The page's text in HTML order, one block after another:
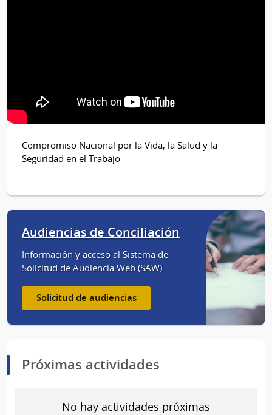
Compromiso Nacional por la Vida, la Salud y la
Seguridad en el Trabajo
Audiencias de Conciliación
Información y acceso al Sistema de
Solicitud de Audiencia Web (SAW)
Solicitud de audiencias
Próximas actividades
No hay actividades próximas